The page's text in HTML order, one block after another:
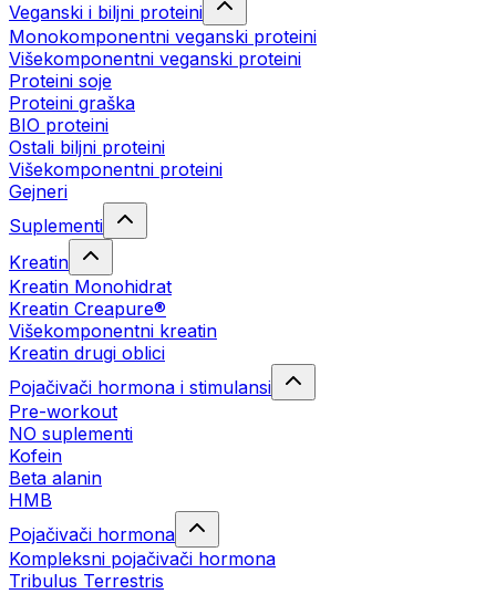
Veganski i biljni proteini
Monokomponentni veganski proteini
Višekomponentni veganski proteini
Proteini soje
Proteini graška
BIO proteini
Ostali biljni proteini
Višekomponentni proteini
Gejneri
Suplementi
Kreatin
Kreatin Monohidrat
Kreatin Creapure®
Višekomponentni kreatin
Kreatin drugi oblici
Pojačivači hormona i stimulansi
Pre-workout
NO suplementi
Kofein
Beta alanin
HMB
Pojačivači hormona
Kompleksni pojačivači hormona
Tribulus Terrestris